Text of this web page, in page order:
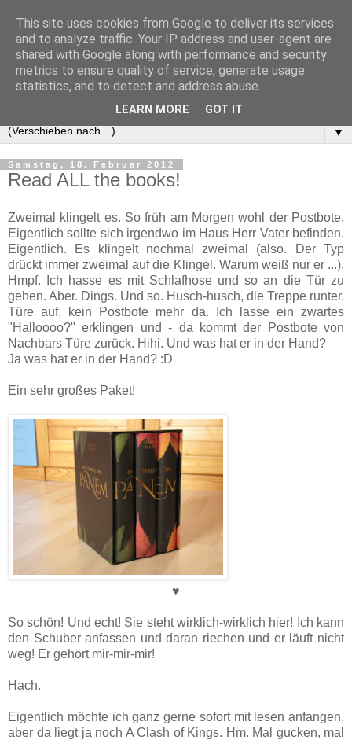
▼
Samstag, 18. Februar 2012
Read ALL the books!
Zweimal klingelt es. So früh am Morgen wohl der Postbote.
Eigentlich sollte sich irgendwo im Haus Herr Vater befinden.
Eigentlich. Es klingelt nochmal zweimal (also. Der Typ
drückt immer zweimal auf die Klingel. Warum weiß nur er ...).
Hmpf. Ich hasse es mit Schlafhose und so an die Tür zu
gehen. Aber. Dings. Und so. Husch-husch, die Treppe runter,
Türe auf, kein Postbote mehr da. Ich lasse ein zwartes
"Halloooo?" erklingen und - da kommt der Postbote von
Nachbars Türe zurück. Hihi. Und was hat er in der Hand?
Ja was hat er in der Hand? :D
Ein sehr großes Paket!
♥
So schön! Und echt! Sie steht wirklich-wirklich hier! Ich kann
den Schuber anfassen und daran riechen und er läuft nicht
weg! Er gehört mir-mir-mir!
Hach.
Eigentlich möchte ich ganz gerne sofort mit lesen anfangen,
aber da liegt ja noch A Clash of Kings. Hm. Mal gucken, mal
This site uses cookies from Google to deliver its services
and to analyze traffic. Your IP address and user-agent are
shared with Google along with performance and security
metrics to ensure quality of service, generate usage
statistics, and to detect and address abuse.
LEARN MORE GOT IT